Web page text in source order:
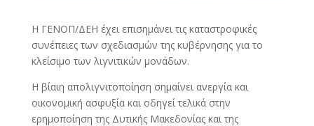
Η ΓΕΝΟΠ/ΔΕΗ έχει επισημάνει τις καταστροφικές
συνέπειες των σχεδιασμών της κυβέρνησης για το
κλείσιμο των λιγνιτικών μονάδων.
Η βίαιη απολιγνιτοποίηση σημαίνει ανεργία και
οικονομική ασφυξία και οδηγεί τελικά στην
ερημοποίηση της Δυτικής Μακεδονίας και της